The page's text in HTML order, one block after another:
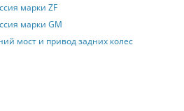
марки ZF
марки GM
мост и привод задних колес